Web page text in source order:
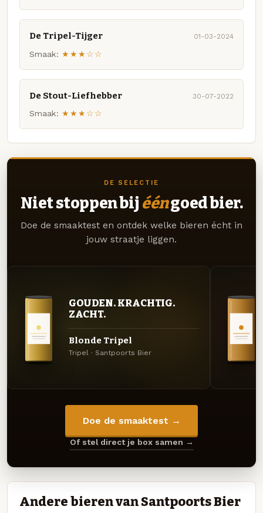
De Tripel-Tijger 01-03-2024
Smaak: ★★★☆☆
De Stout-Liefhebber 30-07-2022
Smaak: ★★★☆☆
DE SELECTIE
Niet stoppen bij ééngoed bier.
Doe de smaaktest en ontdek welke bieren écht in
jouw straatje liggen.
GOUDEN. KRACHTIG.
ZACHT.
Blonde Tripel
Tripel · Santpoorts Bier
Doe de smaaktest →
Of stel direct je box samen →
Andere bieren van Santpoorts Bier